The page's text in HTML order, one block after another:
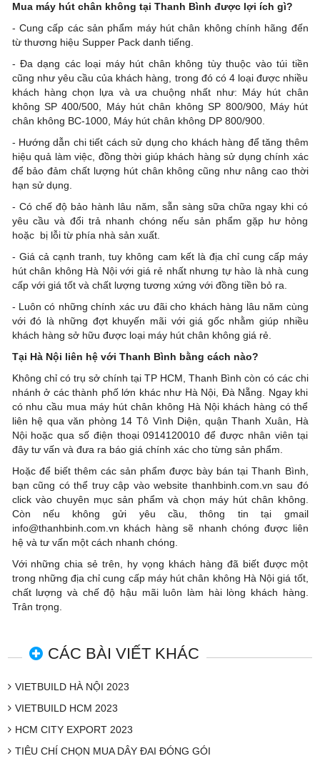
Mua máy hút chân không tại Thanh Bình được lợi ích gì?
- Cung cấp các sản phẩm máy hút chân không chính hãng đến
từ thương hiệu Supper Pack danh tiếng.
- Đa dạng các loại máy hút chân không tùy thuộc vào túi tiền
cũng như yêu cầu của khách hàng, trong đó có 4 loại được nhiều
khách hàng chọn lựa và ưa chuộng nhất như: Máy hút chân
không SP 400/500, Máy hút chân không SP 800/900, Máy hút
chân không BC-1000, Máy hút chân không DP 800/900.
- Hướng dẫn chi tiết cách sử dụng cho khách hàng để tăng thêm
hiệu quả làm việc, đồng thời giúp khách hàng sử dụng chính xác
để bảo đảm chất lượng hút chân không cũng như nâng cao thời
hạn sử dụng.
- Có chế độ bảo hành lâu năm, sẵn sàng sữa chữa ngay khi có
yêu cầu và đổi trả nhanh chóng nếu sản phẩm gặp hư hỏng
hoặc bị lỗi từ phía nhà sản xuất.
- Giá cả cạnh tranh, tuy không cam kết là địa chỉ cung cấp máy
hút chân không Hà Nội với giá rẻ nhất nhưng tự hào là nhà cung
cấp với giá tốt và chất lượng tương xứng với đồng tiền bỏ ra.
- Luôn có những chính xác ưu đãi cho khách hàng lâu năm cùng
với đó là những đợt khuyến mãi với giá gốc nhằm giúp nhiều
khách hàng sở hữu được loại máy hút chân không giá rẻ.
Tại Hà Nội liên hệ với Thanh Bình bằng cách nào?
Không chỉ có trụ sở chính tại TP HCM, Thanh Bình còn có các chi
nhánh ở các thành phố lớn khác như Hà Nội, Đà Nẵng. Ngay khi
có nhu cầu mua máy hút chân không Hà Nội khách hàng có thể
liên hệ qua văn phòng 14 Tô Vình Diện, quận Thanh Xuân, Hà
Nội hoặc qua số điện thoại 0914120010 để được nhân viên tại
đây tư vấn và đưa ra báo giá chính xác cho từng sản phẩm.
Hoặc để biết thêm các sản phẩm được bày bán tại Thanh Bình,
bạn cũng có thể truy cập vào website thanhbinh.com.vn sau đó
click vào chuyên mục sản phẩm và chọn máy hút chân không.
Còn nếu không gửi yêu cầu, thông tin tại gmail
info@thanhbinh.com.vn khách hàng sẽ nhanh chóng được liên
hệ và tư vấn một cách nhanh chóng.
Với những chia sẻ trên, hy vọng khách hàng đã biết được một
trong những địa chỉ cung cấp máy hút chân không Hà Nội giá tốt,
chất lượng và chế độ hậu mãi luôn làm hài lòng khách hàng.
Trân trọng.
CÁC BÀI VIẾT KHÁC
VIETBUILD HÀ NỘI 2023
VIETBUILD HCM 2023
HCM CITY EXPORT 2023
TIÊU CHÍ CHỌN MUA DÂY ĐAI ĐÓNG GÓI